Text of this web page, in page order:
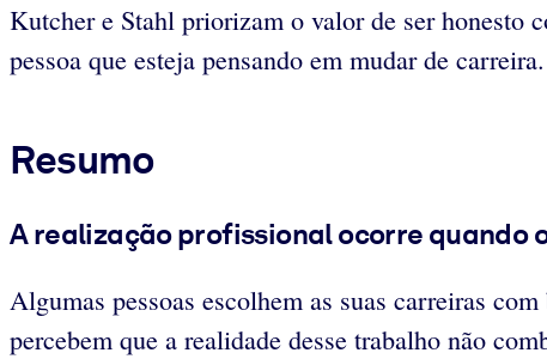
Kutcher e Stahl priorizam o valor de ser honesto
pessoa que esteja pensando em mudar de carreira.
Resumo
A realização profissional ocorre quando
Algumas pessoas escolhem as suas carreiras
percebem que a realidade desse trabalho não